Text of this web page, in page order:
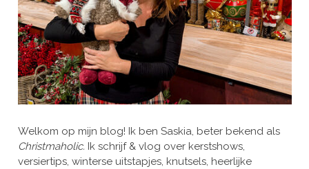
Welkom op mijn blog! Ik ben Saskia, beter bekend als
Christmaholic. Ik schrijf & vlog over kerstshows,
versiertips, winterse uitstapjes, knutsels, heerlijke